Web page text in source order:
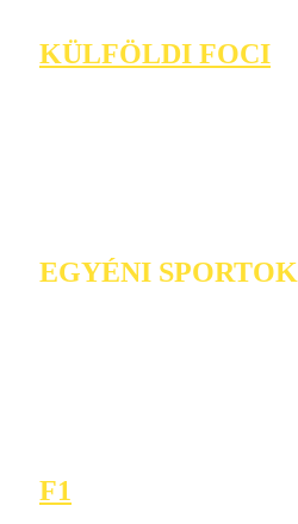
KÜLFÖLDI FOCI
EGYÉNI SPORTOK
F1